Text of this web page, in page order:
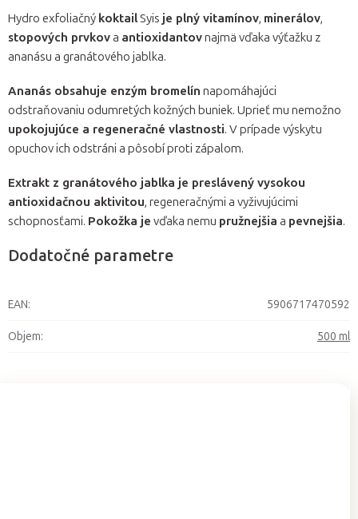
Hydro exfoliačný koktailSyis je plný vitamínov, minerálov,
stopových prvkova antioxidantovnajmä vďaka výťažku z
ananásu a granátového jablka.
Ananás obsahuje enzým bromelín napomáhajúci
odstraňovaniu odumretých kožných buniek. Uprieť mu nemožno
upokojujúce a regeneračné vlastnosti. V prípade výskytu
opuchov ich odstráni a pôsobí proti zápalom.
Extrakt z granátového jablka je preslávený vysokou
antioxidačnou aktivitou, regeneračnými a vyživujúcimi
schopnosťami. Pokožka je vďaka nemu pružnejšia a pevnejšia.
Dodatočné parametre
EAN: 5906717470592
Objem: 500 ml